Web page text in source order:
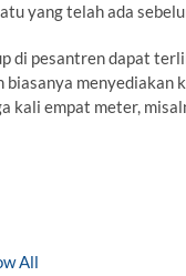
yang telah ada
di pesantren dapat
biasanya menyediakan
kali empat meter,
All